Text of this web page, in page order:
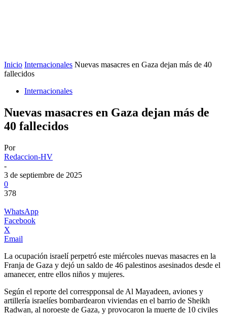
Inicio Internacionales Nuevas masacres en Gaza dejan más de 40
fallecidos
Internacionales
Nuevas masacres en Gaza dejan más de
40 fallecidos
Por
Redaccion-HV
-
3 de septiembre de 2025
0
378
WhatsApp
Facebook
X
Email
La ocupación israelí perpetró este miércoles nuevas masacres en la
Franja de Gaza y dejó un saldo de 46 palestinos asesinados desde el
amanecer, entre ellos niños y mujeres.
Según el reporte del correspponsal de Al Mayadeen, aviones y
artillería israelíes bombardearon viviendas en el barrio de Sheikh
Radwan, al noroeste de Gaza, y provocaron la muerte de 10 civiles